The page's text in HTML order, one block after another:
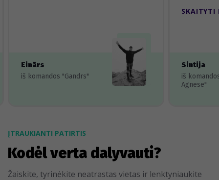
Einārs
iš komandos "Gandrs"
SKAITYTI
Sintija
iš
Agnese"
ĮTRAUKIANTI PATIRTIS
Kodėl verta dalyvauti?
Žaiskite, tyrinėkite neatrastas vietas ir lenktyniaukite